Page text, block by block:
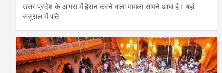
उत्तर प्रदेश के आगरा में हैरान करने वाला मामला सामने आया है। यहां
ससुराल में पति…